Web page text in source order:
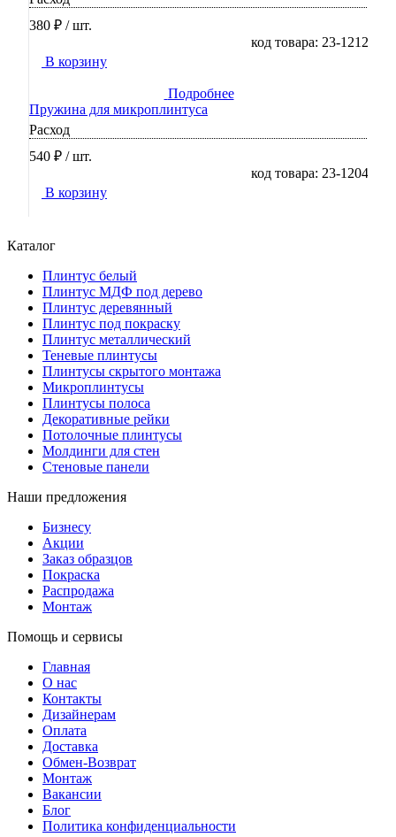
380 ₽ / шт.
код товара: 23-1212
В корзину
Подробнее
Пружина для микроплинтуса
Расход
540 ₽ / шт.
код товара: 23-1204
В корзину
Каталог
Плинтус белый
Плинтус МДФ под дерево
Плинтус деревянный
Плинтус под покраску
Плинтус металлический
Теневые плинтусы
Плинтусы скрытого монтажа
Микроплинтусы
Плинтусы полоса
Декоративные рейки
Потолочные плинтусы
Молдинги для стен
Стеновые панели
Наши предложения
Бизнесу
Акции
Заказ образцов
Покраска
Распродажа
Монтаж
Помощь и сервисы
Главная
О нас
Контакты
Дизайнерам
Оплата
Доставка
Обмен-Возврат
Монтаж
Вакансии
Блог
Политика конфиденциальности